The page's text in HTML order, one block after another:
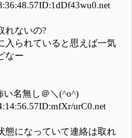
れないの?
入られていると思えば一気
なー
い名無し＠＼(^o^)
urC0.net
態になっていて連絡は取れ